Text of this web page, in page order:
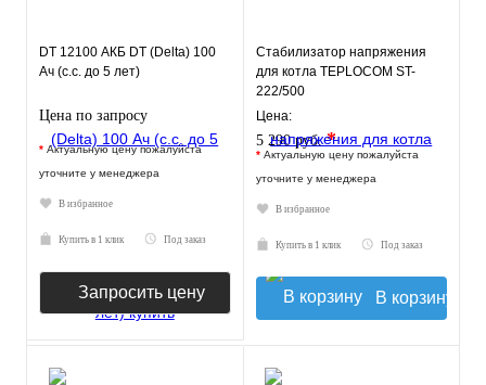
DT 12100 АКБ DT (Delta) 100
Ач (с.с. до 5 лет)
Цена по запросу
* Актуальную цену пожалуйста
уточните у менеджера
В избранное
Купить в 1 клик Под заказ
Запросить цену
Стабилизатор напряжения
для котла TEPLOCOM ST-
222/500
Цена:
5 290 руб.*
* Актуальную цену пожалуйста
уточните у менеджера
В избранное
Купить в 1 клик Под заказ
В корзину